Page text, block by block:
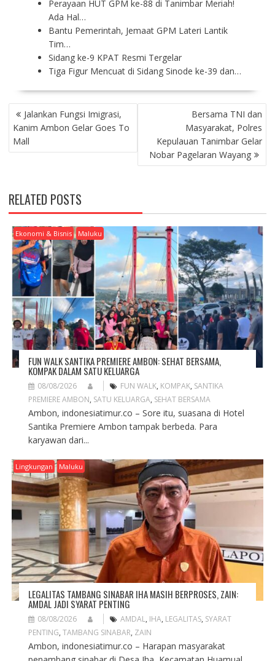
Perayaan HUT GPM ke-88 di Tanimbar Meriah!
Ada Hal…
Bantu Pemerintah, Jemaat GPM Lateri Lantik
Tim…
Sidang ke-9 KPAT Resmi Tergelar
Tiga Figur Mencuat di Sidang Sinode ke-39 dan…
P
O
S
T
V
I
G
A
T
O
Jalankan Fungsi Imigrasi,
Kanim Ambon Gelar Goes To
Mall
Bersama TNI dan
Masyarakat, Polres
Kepulauan Tanimbar Gelar
Nobar Pagelaran Wayang
RELATED POSTS
Ekonomi & Bisnis Maluku
FUN WALK SANTIKA PREMIERE AMBON: SEHAT BERSAMA,
KOMPAK DALAM SATU KELUARGA
08/08/2026 FUN WALK, KOMPAK, SANTIKA
PREMIERE AMBON, SATU KELUARGA, SEHAT BERSAMA
Ambon, indonesiatimur.co – Sore itu, suasana di Hotel
Santika Premiere Ambon tampak berbeda. Para
karyawan dari...
Lingkungan Maluku
LEGALITAS TAMBANG SINABAR IHA MASIH BERPROSES, ZAIN:
AMDAL JADI SYARAT PENTING
08/08/2026 AMDAL, IHA, LEGALITAS, SYARAT
PENTING, TAMBANG SINABAR, ZAIN
Ambon, indonesiatimur.co – Harapan masyarakat